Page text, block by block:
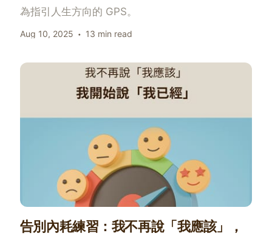
為指引人生方向的 GPS。
Aug 10, 2025 13 min read
告別內耗練習：我不再說「我應該」，